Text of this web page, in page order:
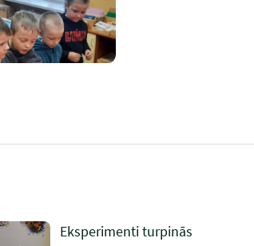
Eksperimenti turpinās